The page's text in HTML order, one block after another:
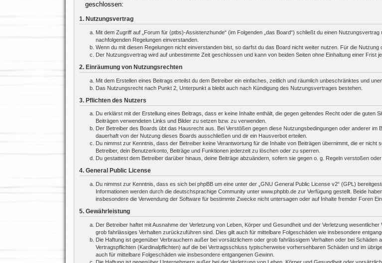
geschlossen:
1. Nutzungsvertrag
Mit dem Zugriff auf „Forum für (ptbs)-Assistenzhunde“ (im Folgenden „das Board“) schließt du einen
nachfolgenden Regelungen einverstanden.
Wenn du mit diesen Regelungen nicht einverstanden bist, so darfst du das Board nicht weiter nutzen. Für die
Der Nutzungsvertrag wird auf unbestimmte Zeit geschlossen und kann von beiden Seiten ohne Einhaltung einer Frist
2. Einräumung von Nutzungsrechten
Mit dem Erstellen eines Beitrags erteilst du dem Betreiber ein einfaches, zeitlich und räumlich unbeschränktes und
Das Nutzungsrecht nach Punkt 2, Unterpunkt a bleibt auch nach Kündigung des Nutzungsvertrages bestehen.
3. Pflichten des Nutzers
Du erklärst mit der Erstellung eines Beitrags, dass er keine Inhalte enthält, die gegen geltendes Recht oder die
Beiträgen verwendeten Links und Bilder zu setzen bzw. zu verwenden.
Der Betreiber des Boards übt das Hausrecht aus. Bei Verstößen gegen diese Nutzungsbedingungen oder anderer
dauerhaft von der Nutzung dieses Boards ausschließen und dir ein Hausverbot erteilen.
Du nimmst zur Kenntnis, dass der Betreiber keine Verantwortung für die Inhalte von Beiträgen übernimmt, die er
Betreiber, dein Benutzerkonto, Beiträge und Funktionen jederzeit zu löschen oder zu sperren.
Du gestattest dem Betreiber darüber hinaus, deine Beiträge abzuändern, sofern sie gegen o. g. Regeln verstoßen
4. General Public License
Du nimmst zur Kenntnis, dass es sich bei phpBB um eine unter der „ GNU General Public License v2“ (GPL)
Informationen werden durch die deutschsprachige Community unter www.phpbb.de zur Verfügung gestellt. Beide
insbesondere die Verwendung der Software für bestimmte Zwecke nicht untersagen oder auf Inhalte fremder Foren
5. Gewährleistung
Der Betreiber haftet mit Ausnahme der Verletzung von Leben, Körper und Gesundheit und der Verletzung
grob fahrlässiges Verhalten zurückzuführen sind. Dies gilt auch für mittelbare Folgeschäden wie insbesondere
Die Haftung ist gegenüber Verbrauchern außer bei vorsätzlichem oder grob fahrlässigem Verhalten oder bei
Vertragspflichten (Kardinalpflichten) auf die bei Vertragsschluss typischerweise vorhersehbaren Schäden und im
auch für mittelbare Folgeschäden wie insbesondere entgangenen Gewinn.